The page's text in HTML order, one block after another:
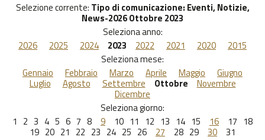
Selezione corrente: Tipo di comunicazione: Eventi, Notizie,
News-2026 Ottobre 2023
Seleziona anno:
2026
2025 2024 2023 2022 2021 2020
2015
Seleziona mese:
Gennaio
Febbraio Marzo Aprile Maggio Giugno
Luglio Agosto Settembre Ottobre Novembre
Dicembre
Seleziona giorno:
1 2 3 4 5 6 7 8 9 10 11 12 13 14 15 16 17 18
19 20 21 22 23 24 25 26 27 28 29 30 31